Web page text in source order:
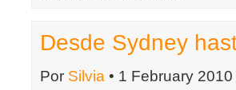
Desde Sydney
Por Silvia • 1 February 2010